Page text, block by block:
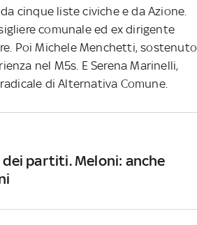
cinque liste civiche e da Azione.
comunale ed ex dirigente
Poi Michele Menchetti, sostenuto
nel M5s. E Serena Marinelli,
di Alternativa Comune.
dei partiti. Meloni: anche